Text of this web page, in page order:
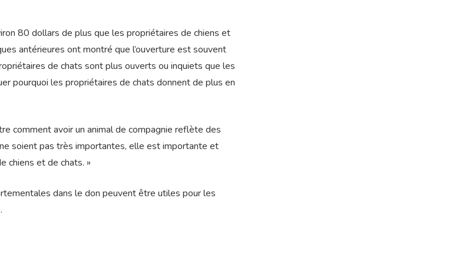
80 dollars de plus que les propriétaires de chiens et
antérieures ont montré que l’ouverture est souvent
de chats sont plus ouverts ou inquiets que les
pourquoi les propriétaires de chats donnent de plus en
comment avoir un animal de compagnie reflète des
soient pas très importantes, elle est importante et
chiens et de chats. »
dans le don peuvent être utiles pour les